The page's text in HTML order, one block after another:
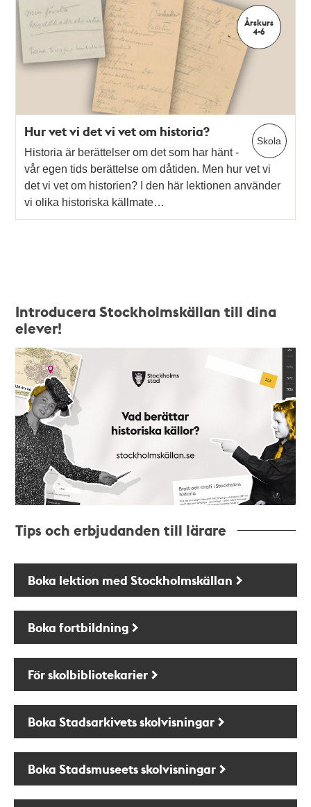
Årskurs
4-6
Skola
Hur vet vi det vi vet om historia?
Historia är berättelser om det som har hänt -
vår egen tids berättelse om dåtiden. Men hur vet vi
det vi vet om historien? I den här lektionen använder
vi olika historiska källmate…
Introducera Stockholmskällan till dina
elever!
Tips och erbjudanden till lärare
Boka lektion med Stockholmskällan
Boka fortbildning
För skolbibliotekarier
Boka Stadsarkivets skolvisningar
Boka Stadsmuseets skolvisningar